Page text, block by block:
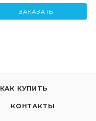
ЗАКАЗАТЬ
КАК КУПИТЬ
КОНТАКТЫ